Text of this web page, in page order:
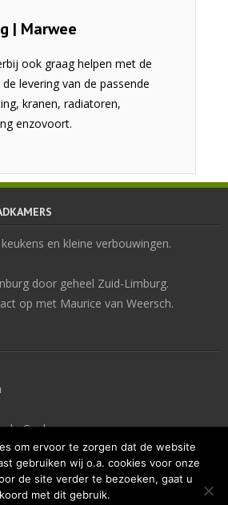
| Marwee
ook graag helpen met de
levering van de passende
kranen, radiatoren,
enzovoort.
en kleine verbouwingen.
door geheel Zuid-Limburg.
op met Maurice van Weersch.
de Geul
om ervoor te zorgen dat de website
gebruiken wij o.a. cookies voor onze
de site verder te bezoeken, gaat u
met dit gebruik.